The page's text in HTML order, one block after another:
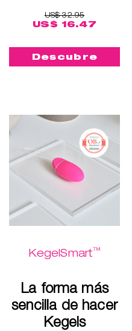
US$ 32.95
US$ 16.47
Descubre
KegelSmart™
La forma más
sencilla de hacer
Kegels